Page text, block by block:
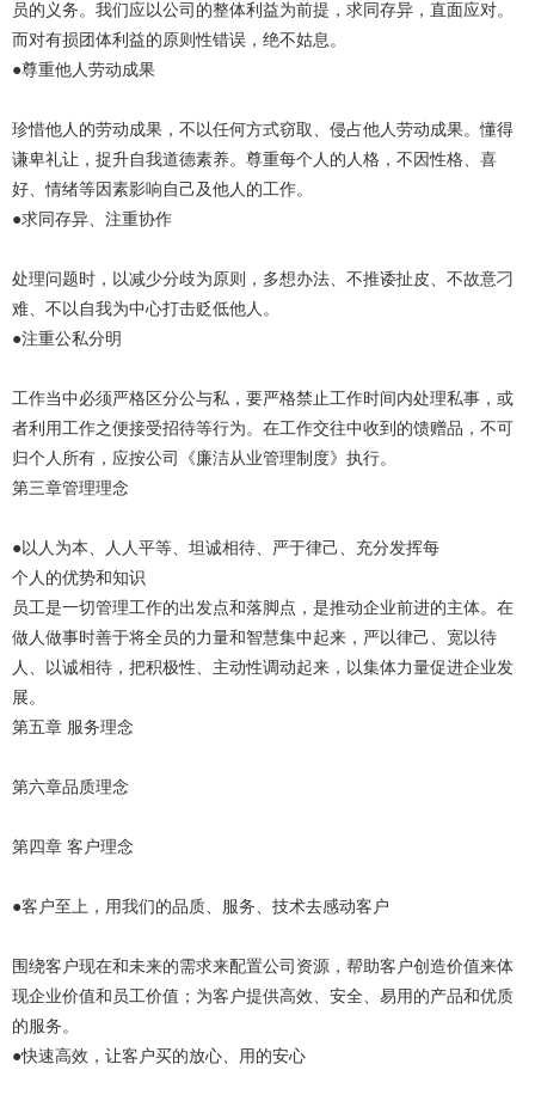
员的义务。我们应以公司的整体利益为前提，求同存异，直面应对。
而对有损团体利益的原则性错误，绝不姑息。
●尊重他人劳动成果
珍惜他人的劳动成果，不以任何方式窃取、侵占他人劳动成果。懂得
谦卑礼让，捉升自我道德素养。尊重每个人的人格，不因性格、喜
好、情绪等因素影响自己及他人的工作。
●求同存异、注重协作
处理问题时，以减少分歧为原则，多想办法、不推诿扯皮、不故意刁
难、不以自我为中心打击贬低他人。
●注重公私分明
工作当中必须严格区分公与私，要严格禁止工作时间内处理私事，或
者利用工作之便接受招待等行为。在工作交往中收到的馈赠品，不可
归个人所有，应按公司《廉洁从业管理制度》执行。
第三章管理理念
●以人为本、人人平等、坦诚相待、严于律己、充分发挥每
个人的优势和知识
员工是一切管理工作的出发点和落脚点，是推动企业前进的主体。在
做人做事时善于将全员的力量和智慧集中起来，严以律己、宽以待
人、以诚相待，把积极性、主动性调动起来，以集体力量促进企业发
展。
第五章 服务理念
第六章品质理念
第四章 客户理念
●客户至上，用我们的品质、服务、技术去感动客户
围绕客户现在和未来的需求来配置公司资源，帮助客户创造价值来体
现企业价值和员工价值；为客户提供高效、安全、易用的产品和优质
的服务。
●快速高效，让客户买的放心、用的安心